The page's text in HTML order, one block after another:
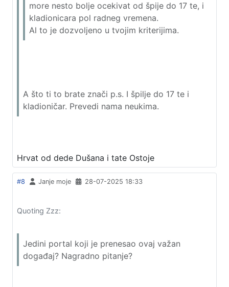
more nesto bolje ocekivat od špije do 17 te, i
kladionicara pol radneg vremena.
Al to je dozvoljeno u tvojim kriterijima.
A što ti to brate znači p.s. I špilje do 17 te i
kladioničar. Prevedi nama neukima.
Hrvat od dede Dušana i tate Ostoje
#8 Janje moje 28-07-2025 18:33
Quoting Zzz:
Jedini portal koji je prenesao ovaj važan
događaj? Nagradno pitanje?